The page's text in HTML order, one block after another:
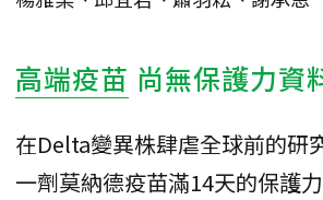
高端疫苗 尚無保護力資
在Delta變異株肆虐全球前的研
一劑莫納德疫苗滿14天的保護